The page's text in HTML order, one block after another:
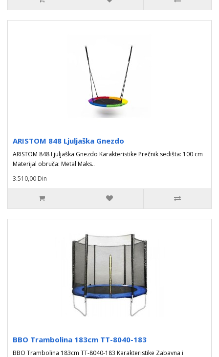
ARISTOM 848 Ljuljaška Gnezdo
ARISTOM 848 Ljuljaška Gnezdo Karakteristike Prečnik sedišta: 100 cm
Materijal obruča: Metal Maks..
3.510,00 Din
BBO Trambolina 183cm TT-8040-183
BBO Trambolina 183cm TT-8040-183 Karakteristike Zabavna i